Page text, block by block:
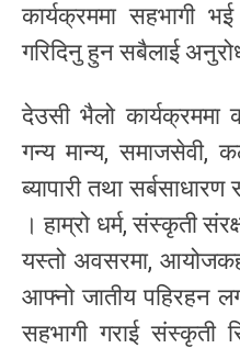
कार्यक्रममा सहभागी
गरिदिनु हुन सबैलाई
देउसी भैलो कार्यक्रममा
गन्य मान्य, समाजसेवी,
ब्यापारी तथा
। हाम्रो धर्म, संस्कृती
यस्तो अवसरमा,
आफ्नो जातीय पहिरहन
सहभागी गराई संस्कृती